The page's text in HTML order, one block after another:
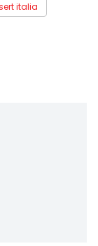
italia